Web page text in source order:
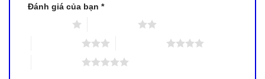
Đánh giá của bạn *